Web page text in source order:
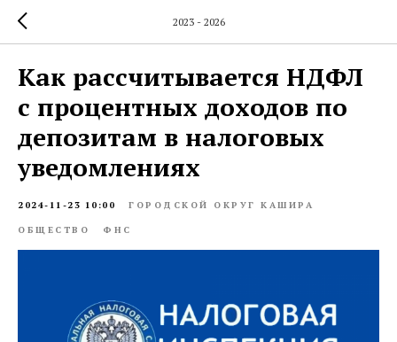
2023 - 2026
Как рассчитывается НДФЛ
с процентных доходов по
депозитам в налоговых
уведомлениях
2024-11-23 10:00 ГОРОДСКОЙ ОКРУГ КАШИРА
ОБЩЕСТВО ФНС